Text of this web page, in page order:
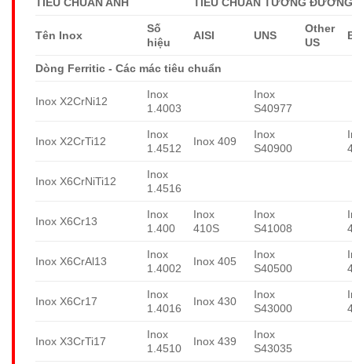
Tên Inox
Số
hiệu
AISI UNS
Other
US
Dòng Ferritic - Các mác tiêu chuẩn
Inox X2CrNi12
Inox
1.4003
Inox
S40977
Inox X2CrTi12
Inox
1.4512
Inox 409
Inox
S40900
Inox X6CrNiTi12
Inox
1.4516
Inox X6Cr13
Inox
1.400
Inox
410S
Inox
S41008
Inox X6CrAl13
Inox
1.4002
Inox 405
Inox
S40500
Inox X6Cr17
Inox
1.4016
Inox 430
Inox
S43000
Inox X3CrTi17
Inox
1.4510
Inox 439
Inox
S43035